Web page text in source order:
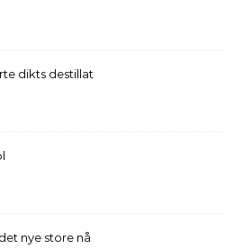
dikts destillat
nye store nå